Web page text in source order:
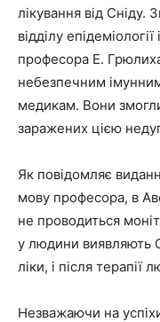
лікування від Сніду.
відділу
професора Е.
небезпечним
медикам. Вони
заражених цією
Як повідомляє
мову професора, в
не проводиться
у людини виявляють
ліки, і після терапії
Незважаючи на